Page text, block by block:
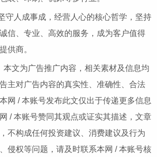
守人成事成，经营人心的核心哲学，坚持
信、专业、高效的服务，成为客户值得
供商。
文为广告推广内容，相关素材及信息均
主对广告内容的真实性、准确性、合法
网 / 本账号发布此文仅出于传递更多信息
/ 本账号赞同其观点或证实其描述，文章
不构成任何投资建议、消费建议及行为
侵权等问题，请及时联系本网 / 本账号核